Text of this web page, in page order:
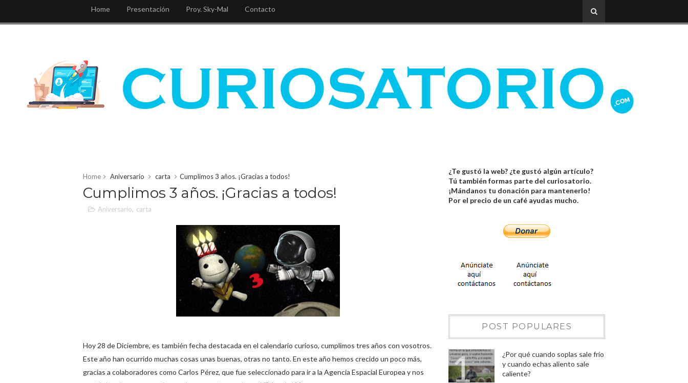
Home Presentación Proy. Sky-Mal Contacto
Home Aniversario carta Cumplimos 3 años. ¡Gracias a todos!
Cumplimos 3 años. ¡Gracias a todos!
Aniversario, carta
Hoy 28 de Diciembre, es también fecha destacada en el calendario curioso, cumplimos tres años con vosotros.
Este año han ocurrido muchas cosas unas buenas, otras no tanto. En este año hemos crecido un poco más,
gracias a colaboradores como Carlos Pérez, que fue seleccionado para ir a la Agencia Espacial Europea y nos
¿Te gustó la web? ¿te gustó algún artículo?
Tú también formas parte del curiosatorio.
¡Mándanos tu donación para mantenerlo!
Por el precio de un café ayudas mucho.
POST POPULARES
¿Por qué cuando soplas sale frío
y cuando echas aliento sale
caliente?